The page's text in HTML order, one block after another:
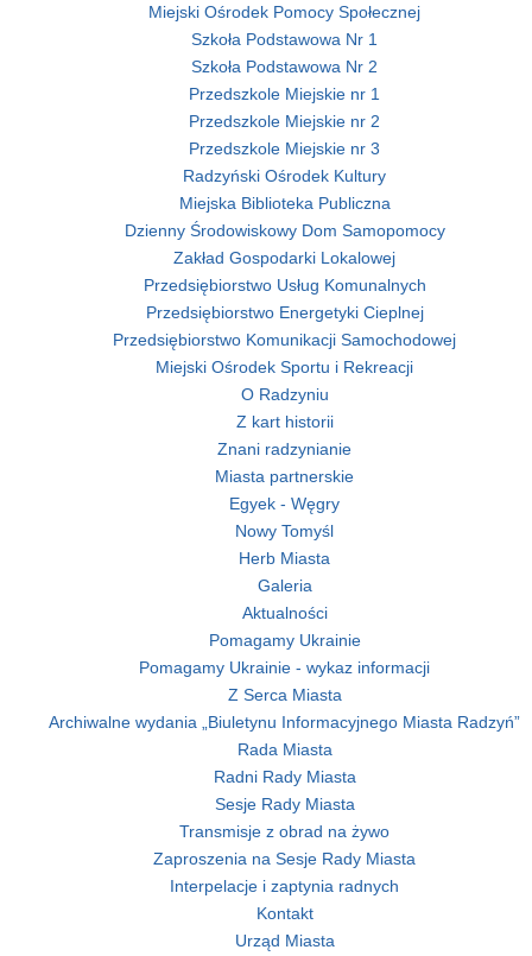
Miejski Ośrodek Pomocy Społecznej
Szkoła Podstawowa Nr 1
Szkoła Podstawowa Nr 2
Przedszkole Miejskie nr 1
Przedszkole Miejskie nr 2
Przedszkole Miejskie nr 3
Radzyński Ośrodek Kultury
Miejska Biblioteka Publiczna
Dzienny Środowiskowy Dom Samopomocy
Zakład Gospodarki Lokalowej
Przedsiębiorstwo Usług Komunalnych
Przedsiębiorstwo Energetyki Cieplnej
Przedsiębiorstwo Komunikacji Samochodowej
Miejski Ośrodek Sportu i Rekreacji
O Radzyniu
Z kart historii
Znani radzynianie
Miasta partnerskie
Egyek - Węgry
Nowy Tomyśl
Herb Miasta
Galeria
Aktualności
Pomagamy Ukrainie
Pomagamy Ukrainie - wykaz informacji
Z Serca Miasta
Archiwalne wydania „Biuletynu Informacyjnego Miasta Radzyń”
Rada Miasta
Radni Rady Miasta
Sesje Rady Miasta
Transmisje z obrad na żywo
Zaproszenia na Sesje Rady Miasta
Interpelacje i zaptynia radnych
Kontakt
Urząd Miasta